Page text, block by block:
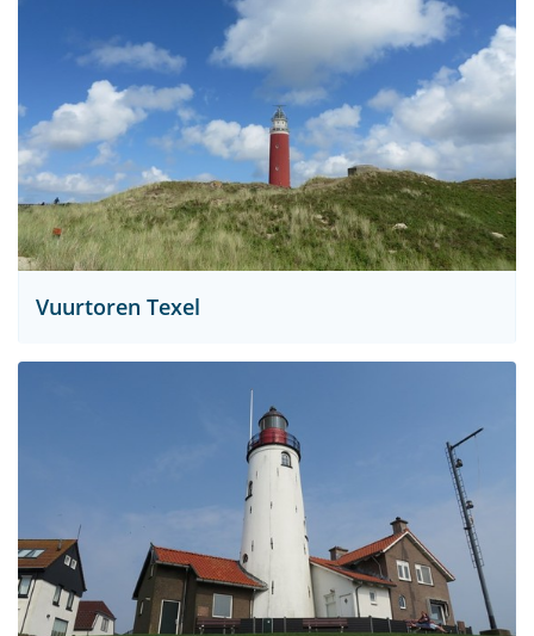
Vuurtoren Texel